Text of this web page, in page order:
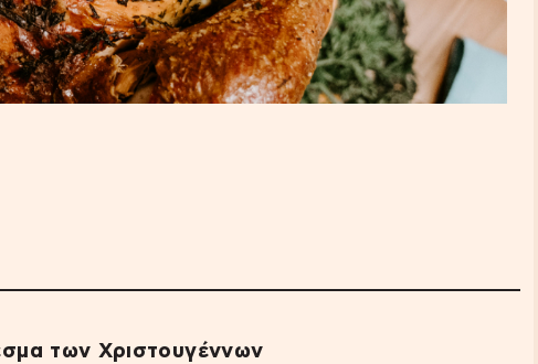
των Χριστουγέννων